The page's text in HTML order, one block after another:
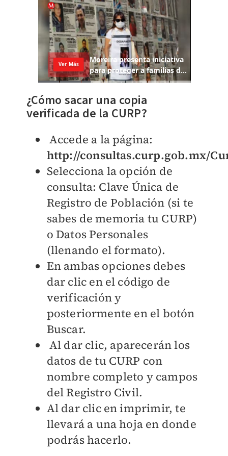
¿Cómo sacar una copia
verificada de la CURP?
Accede a la página:
http://consultas.curp.gob.mx/
Selecciona la opción de
consulta: Clave Única de
Registro de Población (si te
sabes de memoria tu CURP)
o Datos Personales
(llenando el formato).
En ambas opciones debes
dar clic en el código de
verificación y
posteriormente en el botón
Buscar.
Al dar clic, aparecerán los
datos de tu CURP con
nombre completo y campos
del Registro Civil.
Al dar clic en imprimir, te
llevará a una hoja en donde
podrás hacerlo.